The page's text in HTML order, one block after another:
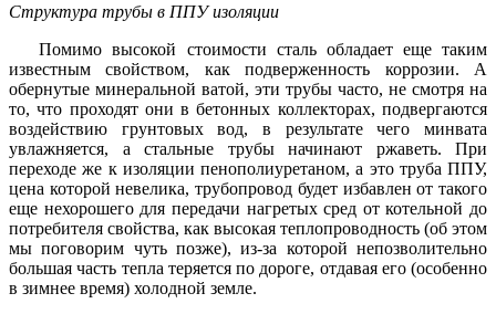
Структура трубы в ППУ изоляции
Помимо высокой стоимости сталь обладает еще таким
известным свойством, как подверженность коррозии. А
обернутые минеральной ватой, эти трубы часто, не смотря на
то, что проходят они в бетонных коллекторах, подвергаются
воздействию грунтовых вод, в результате чего минвата
увлажняется, а стальные трубы начинают ржаветь. При
переходе же к изоляции пенополиуретаном, а это труба ППУ,
цена которой невелика, трубопровод будет избавлен от такого
еще нехорошего для передачи нагретых сред от котельной до
потребителя свойства, как высокая теплопроводность (об этом
мы поговорим чуть позже), из-за которой непозволительно
большая часть тепла теряется по дороге, отдавая его (особенно
в зимнее время) холодной земле.